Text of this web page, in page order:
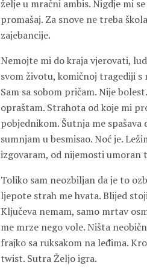
želje u mračni ambis. Nigdje mi
promašaj. Za snove ne treba
zajebancije.
Nemojte mi do kraja vjerovati,
svom životu, komičnoj tragediji s
Sam sa sobom pričam. Nije
opraštam. Strahota od koje mi
pobjednikom. Šutnja me
sumnjam u besmisao. Noć je.
izgovaram, od nijemosti umoran
Toliko sam neozbiljan da je to
ljepote strah me hvata. Blijed
Ključeva nemam, samo mrtav
me mrze nego vole. Ništa
frajko sa ruksakom na leđima.
twist. Sutra Željo igra.